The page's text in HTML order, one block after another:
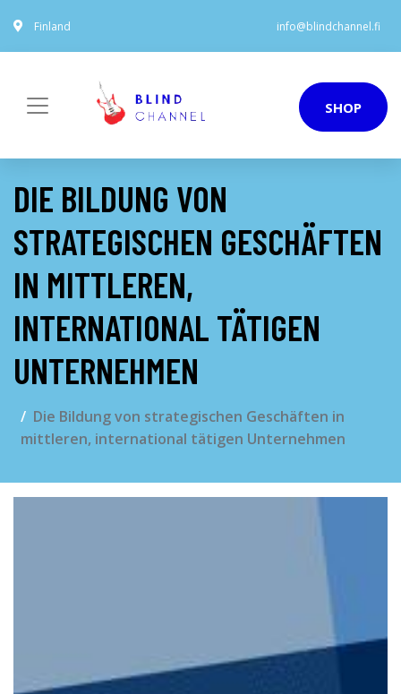
Finland info@blindchannel.fi
SHOP
DIE BILDUNG VON
STRATEGISCHEN GESCHÄFTEN
IN MITTLEREN,
INTERNATIONAL TÄTIGEN
UNTERNEHMEN
Die Bildung von strategischen Geschäften in
mittleren, international tätigen Unternehmen